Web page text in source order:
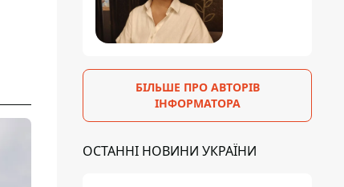
БІЛЬШЕ ПРО АВТОРІВ
ІНФОРМАТОРА
ОСТАННІ НОВИНИ УКРАЇНИ